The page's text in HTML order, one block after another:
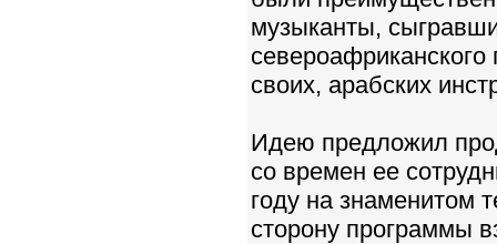
музыканты,
своих, арабских
Идею предложил
со времен ее
году на знаменитом
сторону программы